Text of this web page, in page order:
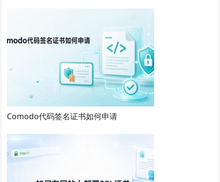
Comodo代码签名证书如何申请